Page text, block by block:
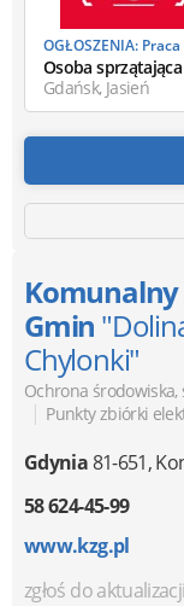
OGŁOSZENIA: Praca
Osoba sprzątająca
Gdańsk, Jasień
Gmin
Chylonki"
Ochrona
| Punkty zbiórki
Gdynia81-651,
58 624-45-99
www.kzg.pl
zgłoś do aktualizacji